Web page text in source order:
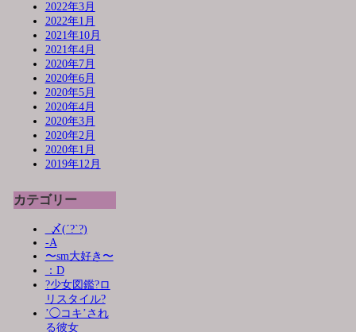
2022年3月
2022年1月
2021年10月
2021年4月
2020年7月
2020年6月
2020年5月
2020年4月
2020年3月
2020年2月
2020年1月
2019年12月
カテゴリー
_〆(´?`?)
-A
〜sm大好き〜
：D
?少女図鑑?ロ
リスタイル?
’◯コキ’され
る彼女